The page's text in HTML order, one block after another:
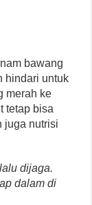
bawang
hindari untuk
merah ke
tetap bisa
juga nutrisi
dijaga.
dalam di